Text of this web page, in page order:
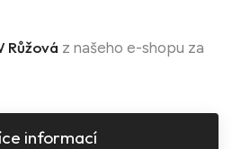
Růžová z našeho e-shopu za
informací